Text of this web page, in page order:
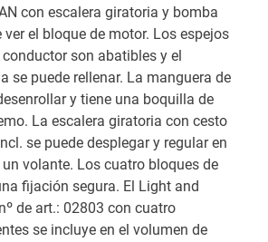
con escalera giratoria y bomba
el bloque de motor. Los espejos
son abatibles y el
se puede rellenar. La manguera de
y tiene una boquilla de
La escalera giratoria con cesto
se puede desplegar y regular en
volante. Los cuatro bloques de
fijación segura. El Light and
de art.: 02803 con cuatro
se incluye en el volumen de